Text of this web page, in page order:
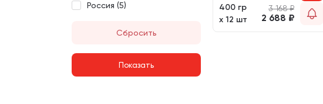
Россия (5)
Сбросить
400 гр
х 12 шт
3 168₽
2 688 ₽